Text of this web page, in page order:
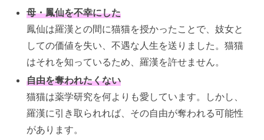
母・鳳仙を不幸にした
鳳仙は羅漢との間に猫猫を授かったことで、妓女と
しての価値を失い、不遇な人生を送りました。猫猫
はそれを知っているため、羅漢を許せません。
自由を奪われたくない
猫猫は薬学研究を何よりも愛しています。しかし、
羅漢に引き取られれば、その自由が奪われる可能性
があります。